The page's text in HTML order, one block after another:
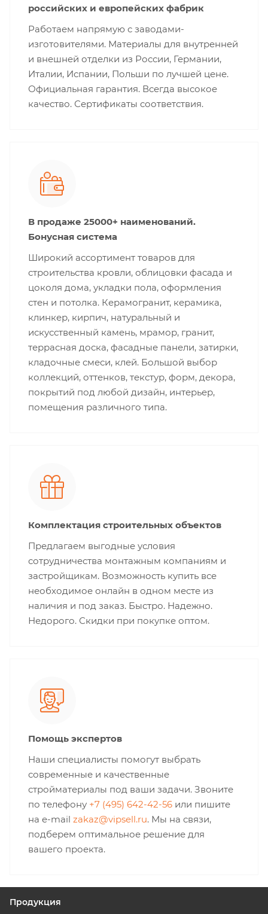
российских и европейских фабрик
Работаем напрямую с заводами-
изготовителями. Материалы для внутренней
и внешней отделки из России, Германии,
Италии, Испании, Польши по лучшей цене.
Официальная гарантия. Всегда высокое
качество. Сертификаты соответствия.
В продаже 25000+ наименований.
Бонусная система
Широкий ассортимент товаров для
строительства кровли, облицовки фасада и
цоколя дома, укладки пола, оформления
стен и потолка. Керамогранит, керамика,
клинкер, кирпич, натуральный и
искусственный камень, мрамор, гранит,
террасная доска, фасадные панели, затирки,
кладочные смеси, клей. Большой выбор
коллекций, оттенков, текстур, форм, декора,
покрытий под любой дизайн, интерьер,
помещения различного типа.
Комплектация строительных объектов
Предлагаем выгодные условия
сотрудничества монтажным компаниям и
застройщикам. Возможность купить все
необходимое онлайн в одном месте из
наличия и под заказ. Быстро. Надежно.
Недорого. Скидки при покупке оптом.
Помощь экспертов
Наши специалисты помогут выбрать
современные и качественные
стройматериалы под ваши задачи. Звоните
по телефону +7 (495) 642-42-56 или пишите
на e-mail zakaz@vipsell.ru. Мы на связи,
подберем оптимальное решение для
вашего проекта.
Продукция